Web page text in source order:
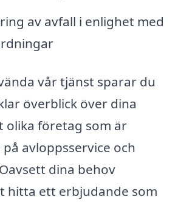
av avfall i enlighet med
vår tjänst sparar du
överblick över dina
olika företag som är
avloppsservice och
dina behov
hitta ett erbjudande som